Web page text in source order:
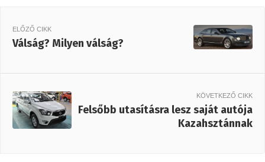
ELŐZŐ CIKK
Válság? Milyen válság?
KÖVETKEZŐ CIKK
Felsőbb utasításra lesz saját autója
Kazahsztánnak